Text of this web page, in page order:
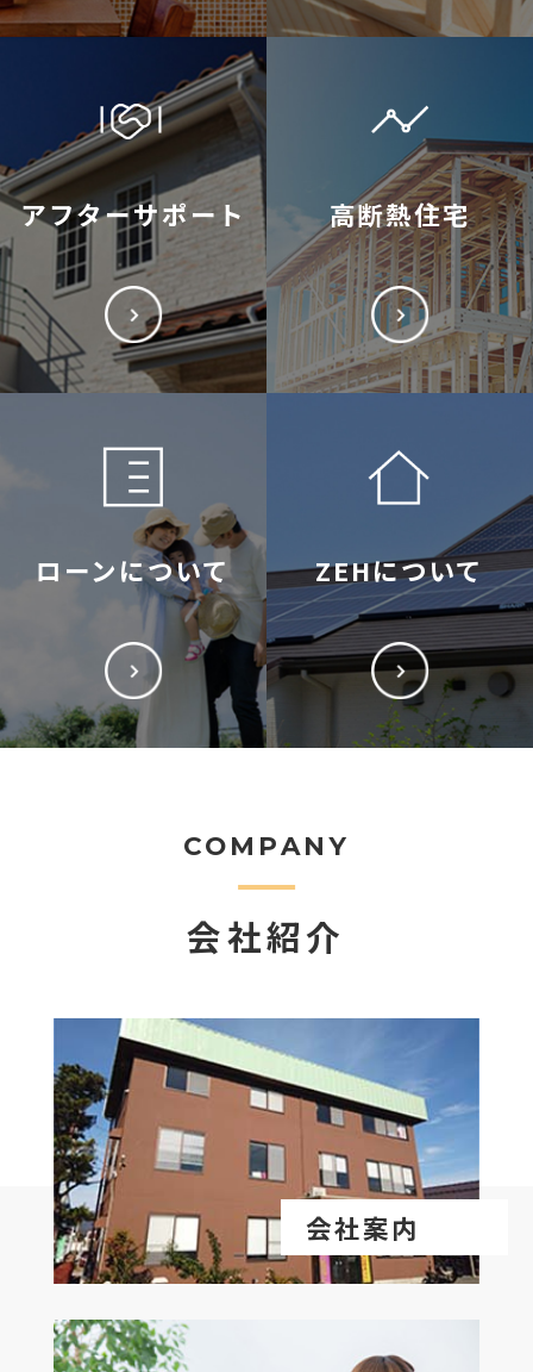
アフターサポート 高断熱住宅
ローンについて ZEHについて
COMPANY
会社紹介
会社案内